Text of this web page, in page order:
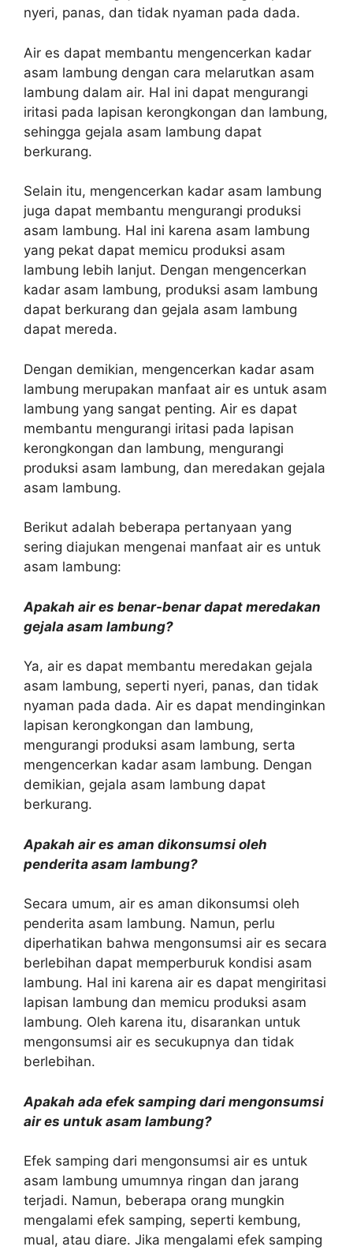
nyeri, panas, dan tidak nyaman pada dada.
Air es dapat membantu mengencerkan kadar
asam lambung dengan cara melarutkan asam
lambung dalam air. Hal ini dapat mengurangi
iritasi pada lapisan kerongkongan dan lambung,
sehingga gejala asam lambung dapat
berkurang.
Selain itu, mengencerkan kadar asam lambung
juga dapat membantu mengurangi produksi
asam lambung. Hal ini karena asam lambung
yang pekat dapat memicu produksi asam
lambung lebih lanjut. Dengan mengencerkan
kadar asam lambung, produksi asam lambung
dapat berkurang dan gejala asam lambung
dapat mereda.
Dengan demikian, mengencerkan kadar asam
lambung merupakan manfaat air es untuk asam
lambung yang sangat penting. Air es dapat
membantu mengurangi iritasi pada lapisan
kerongkongan dan lambung, mengurangi
produksi asam lambung, dan meredakan gejala
asam lambung.
Berikut adalah beberapa pertanyaan yang
sering diajukan mengenai manfaat air es untuk
asam lambung:
Apakah air es benar-benar dapat meredakan
gejala asam lambung?
Ya, air es dapat membantu meredakan gejala
asam lambung, seperti nyeri, panas, dan tidak
nyaman pada dada. Air es dapat mendinginkan
lapisan kerongkongan dan lambung,
mengurangi produksi asam lambung, serta
mengencerkan kadar asam lambung. Dengan
demikian, gejala asam lambung dapat
berkurang.
Apakah air es aman dikonsumsi oleh
penderita asam lambung?
Secara umum, air es aman dikonsumsi oleh
penderita asam lambung. Namun, perlu
diperhatikan bahwa mengonsumsi air es secara
berlebihan dapat memperburuk kondisi asam
lambung. Hal ini karena air es dapat mengiritasi
lapisan lambung dan memicu produksi asam
lambung. Oleh karena itu, disarankan untuk
mengonsumsi air es secukupnya dan tidak
berlebihan.
Apakah ada efek samping dari mengonsumsi
air es untuk asam lambung?
Efek samping dari mengonsumsi air es untuk
asam lambung umumnya ringan dan jarang
terjadi. Namun, beberapa orang mungkin
mengalami efek samping, seperti kembung,
mual, atau diare. Jika mengalami efek samping